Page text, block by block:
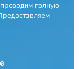
проводим полную